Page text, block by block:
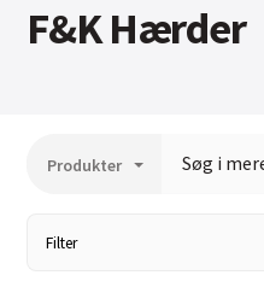
F&K Hærder
Filter